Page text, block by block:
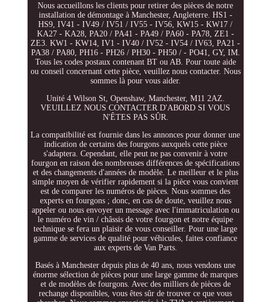
Nous accueillons les clients pour retirer des pièces de notre
installation de démontage à Manchester, Angleterre. HS1 -
HS9, IV41 - IV49 / IV51 / IV55 - IV56, KW15 - KW17 /
KA27 - KA28, PA20 / PA41 - PA49 / PA60 - PA78, ZE1 -
ZE3. KW1 - KW14, IV1 - IV40 / IV52 - IV54 / IV63, PA21 -
PA38 / PA80, PH16 - PH26 / PH30 - PH50 / - PO41, GY, IM.
Tous les codes postaux contenant BT ou AB. Pour toute aide
ou conseil concernant cette pièce, veuillez nous contacter. Nous
sommes là pour vous aider.
Unité 4 Wilson St, Openshaw, Manchester, M11 2AZ.
VEUILLEZ NOUS CONTACTER D'ABORD SI VOUS
N'ÊTES PAS SÛR.
La compatibilité est fournie dans les annonces pour donner une
indication de certains des fourgons auxquels cette pièce
s'adaptera. Cependant, elle peut ne pas convenir à votre
fourgon en raison des nombreuses différences de spécifications
et des changements d'années de modèle. Le meilleur et le plus
simple moyen de vérifier rapidement si la pièce vous convient
est de comparer les numéros de pièces. Nous sommes des
experts en fourgons ; donc, en cas de doute, veuillez nous
appeler ou nous envoyer un message avec l'immatriculation ou
le numéro de vin / châssis de votre fourgon et notre équipe
technique se fera un plaisir de vous conseiller. Pour une large
gamme de services de qualité pour véhicules, faites confiance
aux experts de Van Parts.
Basés à Manchester depuis plus de 40 ans, nous vendons une
énorme sélection de pièces pour une large gamme de marques
et de modèles de fourgons. Avec des milliers de pièces de
rechange disponibles, vous êtes sûr de trouver ce que vous